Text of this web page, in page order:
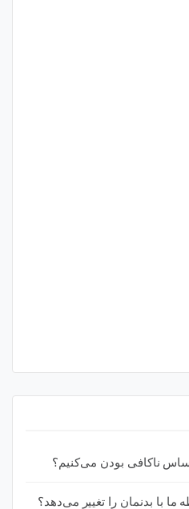
ناکافی بودن می‌کنیم؟
ما با بدنمان را تغییر می‌دهد؟